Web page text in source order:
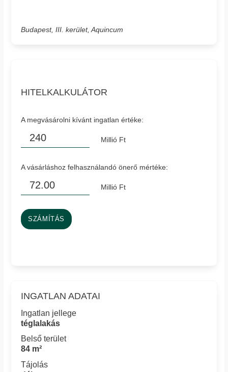
Budapest, III. kerület, Aquincum
HITELKALKULÁTOR
A megvásárolni kívánt ingatlan értéke:
Millió Ft
A vásárláshoz felhasználandó önerő mértéke:
Millió Ft
SZÁMÍTÁS
INGATLAN ADATAI
Ingatlan jellege
téglalakás
Belső terület
84 m²
Tájolás